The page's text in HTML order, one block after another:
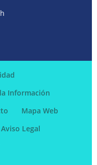
Información
Mapa Web
Aviso Legal